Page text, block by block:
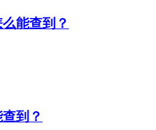
能查到？
到？